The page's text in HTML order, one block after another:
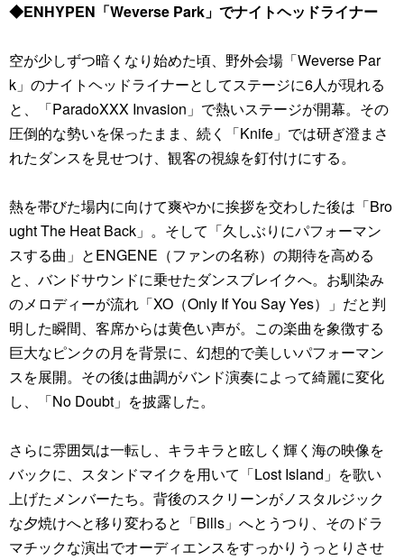
◆ENHYPEN「Weverse Park」でナイトヘッドライナー
空が少しずつ暗くなり始めた頃、野外会場「Weverse Par
k」のナイトヘッドライナーとしてステージに6人が現れる
と、「ParadoXXX Invasion」で熱いステージが開幕。その
圧倒的な勢いを保ったまま、続く「Knife」では研ぎ澄まさ
れたダンスを見せつけ、観客の視線を釘付けにする。
熱を帯びた場内に向けて爽やかに挨拶を交わした後は「Bro
ught The Heat Back」。そして「久しぶりにパフォーマン
スする曲」とENGENE（ファンの名称）の期待を高める
と、バンドサウンドに乗せたダンスブレイクへ。お馴染み
のメロディーが流れ「XO（Only If You Say Yes）」だと判
明した瞬間、客席からは黄色い声が。この楽曲を象徴する
巨大なピンクの月を背景に、幻想的で美しいパフォーマン
スを展開。その後は曲調がバンド演奏によって綺麗に変化
し、「No Doubt」を披露した。
さらに雰囲気は一転し、キラキラと眩しく輝く海の映像を
バックに、スタンドマイクを用いて「Lost Island」を歌い
上げたメンバーたち。背後のスクリーンがノスタルジック
な夕焼けへと移り変わると「Bills」へとうつり、そのドラ
マチックな演出でオーディエンスをすっかりうっとりさせ